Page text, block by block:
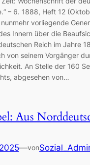
– 6. 1888, Heft 12
vorliegende
Innern über die
Reich im Jahre
von seinem Vorgänger
An Stelle der 160
abgesehen von…
Aus
—von